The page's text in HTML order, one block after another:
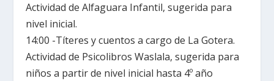
Actividad de Alfaguara Infantil, sugerida para
nivel inicial.
14:00 -Títeres y cuentos a cargo de La Gotera.
Actividad de Psicolibros Waslala, sugerida para
niños a partir de nivel inicial hasta 4º año